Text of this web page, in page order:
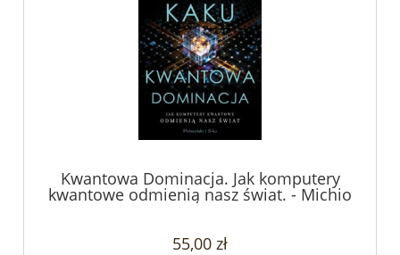
Kwantowa Dominacja. Jak komputery
kwantowe odmienią nasz świat. - Michio
Kaku
55,00 zł